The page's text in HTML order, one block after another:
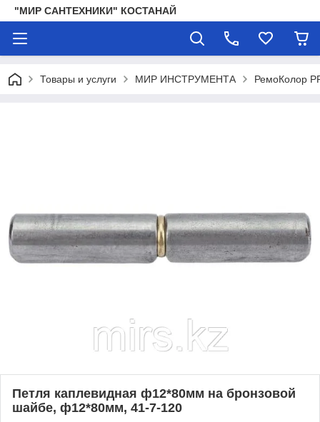
"МИР САНТЕХНИКИ" КОСТАНАЙ
Товары и услуги МИР ИНСТРУМЕНТА РемоКолор
Петля каплевидная ф12*80мм на бронзовой
шайбе, ф12*80мм, 41-7-120